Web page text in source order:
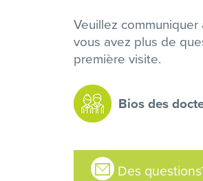
Veuillez
vous avez plus de
première visite.
Bios des
Des